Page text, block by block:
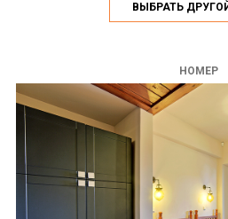
ВЫБРАТЬ
НОМЕР